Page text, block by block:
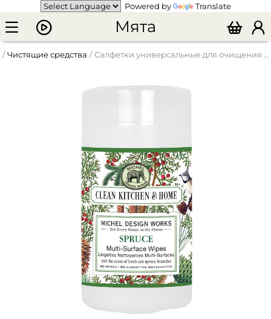
Powered by Translate
Мята
Чистящие средства Салфетки универсальные для очищения поверхностей "Шишки еловые"